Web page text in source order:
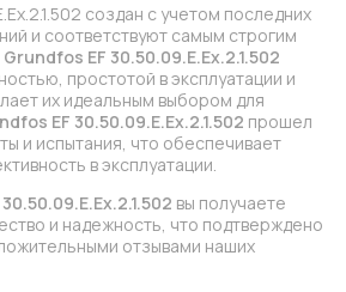
создан с учетом последних
и соответствуют самым строгим
Grundfos EF 30.50.09.E.Ex.2.1.502
простотой в эксплуатации и
их идеальным выбором для
EF 30.50.09.E.Ex.2.1.502 прошел
и испытания, что обеспечивает
в эксплуатации.
вы получаете
и надежность, что подтверждено
отзывами наших